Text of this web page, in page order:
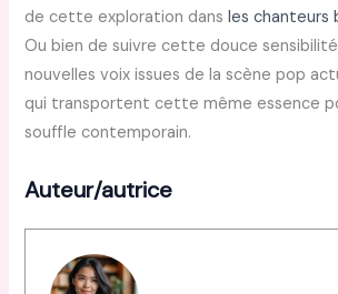
de cette exploration dansles chanteurs
Ou bien de suivre cette douce
nouvelles voix issues de la scène pop
qui transportent cette même essence
souffle contemporain.
Auteur/autrice